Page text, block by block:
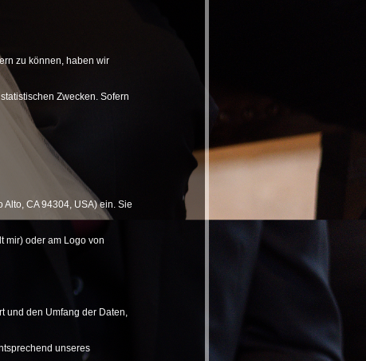
zu können, haben wir
Zwecken. Sofern
CA 94304, USA) ein. Sie
mir) oder am Logo von
und den Umfang der Daten,
unseres